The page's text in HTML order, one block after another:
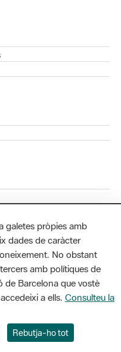
planta. Badajoz, 49. 08005
galetes pròpies amb
dades de caràcter
No obstant
amb polítiques de
de Barcelona que vostè
a ells. Consulteu la
Rebutja-ho tot